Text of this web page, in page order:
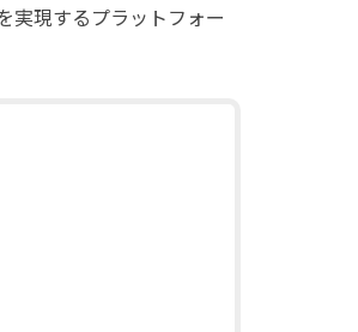
実現するプラットフォー